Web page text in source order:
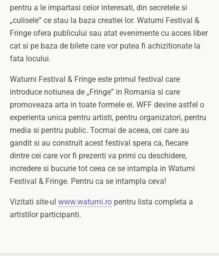
pentru a le impartasi celor interesati, din secretele si
„culisele” ce stau la baza creatiei lor. Watumi Festival &
Fringe ofera publicului sau atat evenimente cu acces liber
cat si pe baza de bilete care vor putea fi achizitionate la
fata locului.
Watumi Festival & Fringe este primul festival care
introduce notiunea de „Fringe” in Romania si care
promoveaza arta in toate formele ei. WFF devine astfel o
experienta unica pentru artisti, pentru organizatori, pentru
media si pentru public. Tocmai de aceea, cei care au
gandit si au construit acest festival spera ca, fiecare
dintre cei care vor fi prezenti va primi cu deschidere,
incredere si bucurie tot ceea ce se intampla in Watumi
Festival & Fringe. Pentru ca se intampla ceva!
Vizitati site-ul www.watumi.ro pentru lista completa a
artistilor participanti.